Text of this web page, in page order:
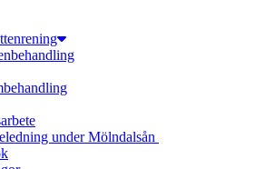
under Mölndalsån